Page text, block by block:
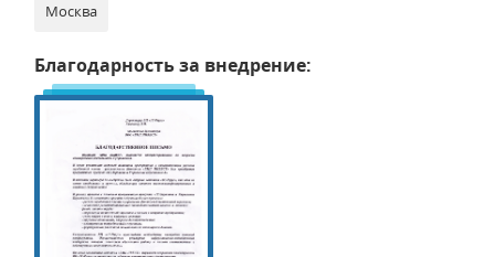
Москва
Благодарность за внедрение: